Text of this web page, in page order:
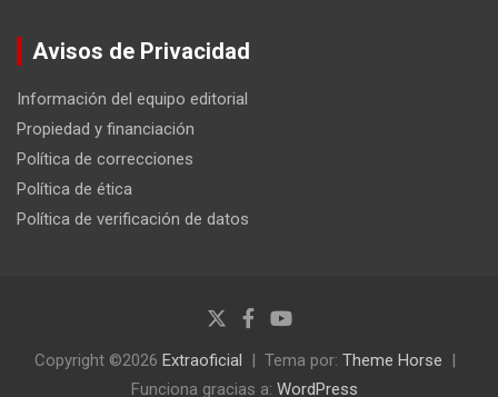
Avisos de Privacidad
Información del equipo editorial
Propiedad y financiación
Política de correcciones
Política de ética
Política de verificación de datos
Copyright ©2026 Extraoficial Tema por: Theme Horse
Funciona gracias a: WordPress